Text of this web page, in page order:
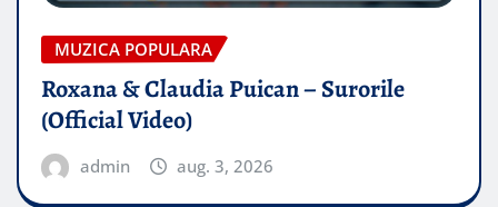
MUZICA POPULARA
Roxana & Claudia Puican – Surorile
(Official Video)
admin aug. 3, 2026